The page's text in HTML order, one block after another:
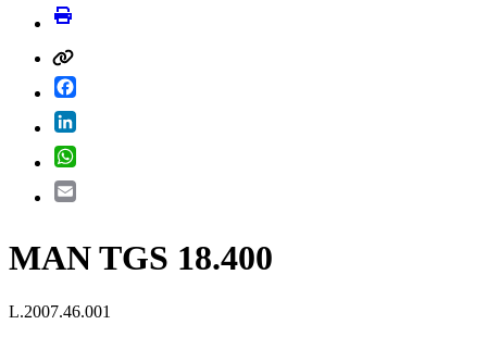
MAN TGS 18.400
L.2007.46.001